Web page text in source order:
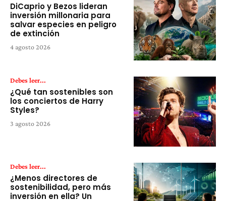
DiCaprio y Bezos lideran
inversión millonaria para
salvar especies en peligro
de extinción
4 agosto 2026
Debes leer...
¿Qué tan sostenibles son
los conciertos de Harry
Styles?
3 agosto 2026
Debes leer...
¿Menos directores de
sostenibilidad, pero más
inversión en ella? Un